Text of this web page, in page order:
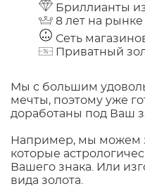
Бриллианты
8 лет на рынке
Сеть
Приватный
Мы с большим
мечты, поэтому уже
доработаны под Ваш
Например, мы можем
которые
Вашего знака. Или
вида золота.